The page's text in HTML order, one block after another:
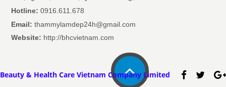
Hotline: 0916.611.678
Email:thammylamdep24h@gmail.com
Website: http://bhcvietnam.com
Beauty & Health Care Vietnam Company Limited